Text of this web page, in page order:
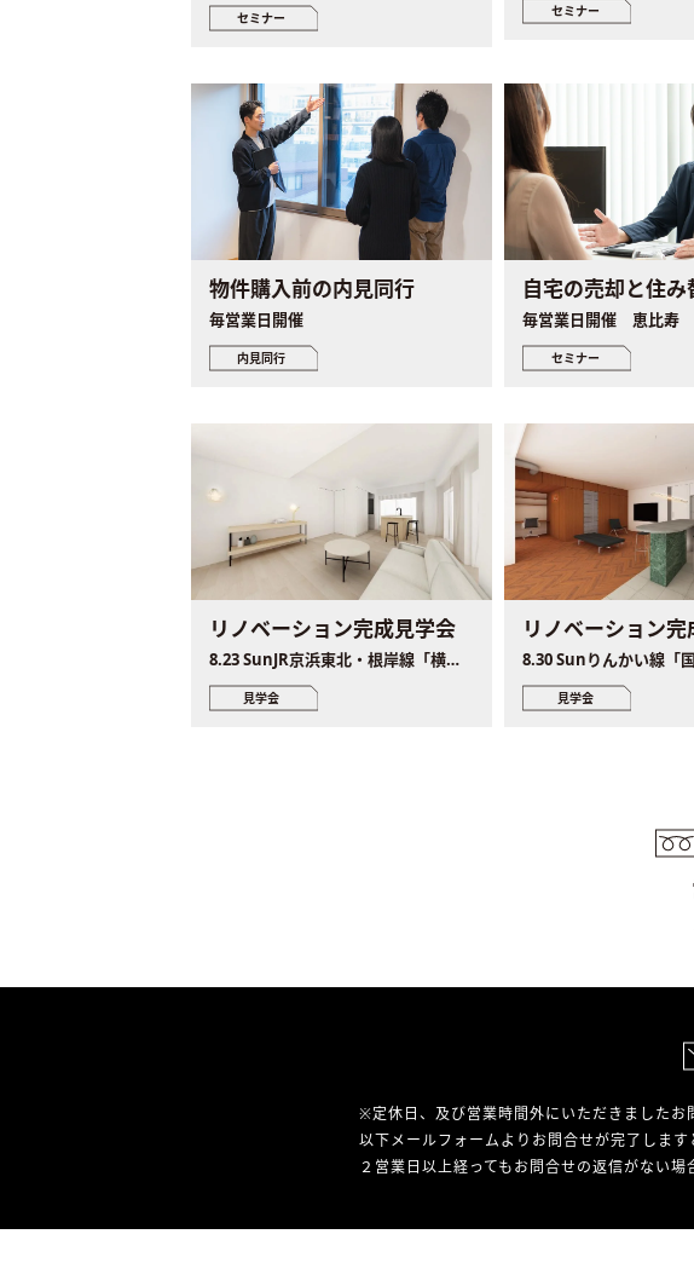
セミナー セミナー
物件購入前の内見同行
毎営業日開催
内見同行
毎営業日開催 恵比寿
セミナー
リノベーション完成見学会
8.23 SunJR京浜東北・根岸線「横浜駅」徒歩5分
見学会
リノベーション
見学会
※定休日、及び営業時間外にいただきましたお
以下メールフォームよりお問合せが完了しま
２営業日以上経ってもお問合せの返信がない